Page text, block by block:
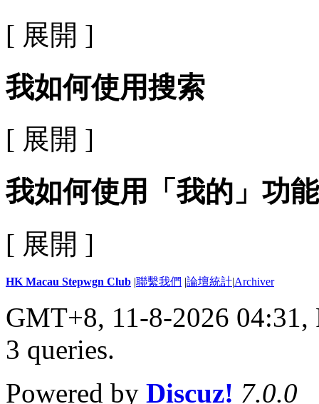
[ 展開 ]
我如何使用搜索
[ 展開 ]
我如何使用「我的」功能
[ 展開 ]
HK Macau Stepwgn Club |聯繫我們 |論壇統計|Archiver
GMT+8, 11-8-2026 04:31,
3 queries.
Powered by Discuz! 7.0.0